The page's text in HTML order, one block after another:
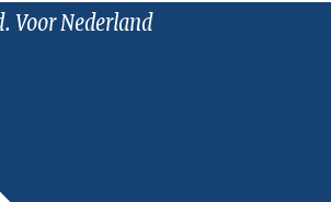
Voor Nederland